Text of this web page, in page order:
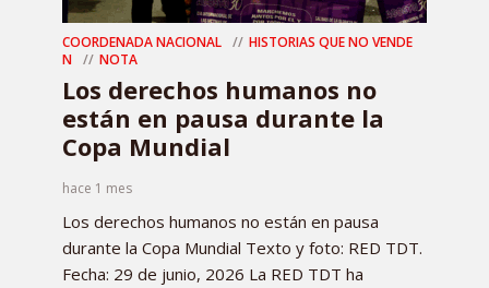
COORDENADA NACIONAL
HISTORIAS QUE NO VENDE
N
NOTA
Los derechos humanos no
están en pausa durante la
Copa Mundial
hace 1 mes
Los derechos humanos no están en pausa
durante la Copa Mundial Texto y foto: RED TDT.
Fecha: 29 de junio, 2026 La RED TDT ha